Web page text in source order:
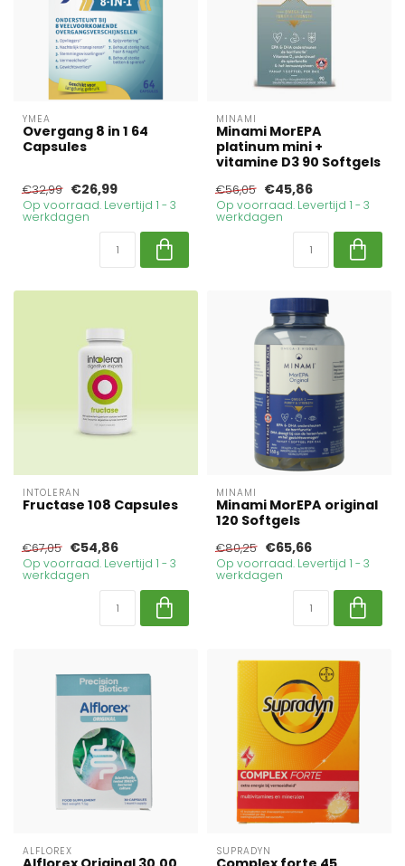
YMEA
Overgang 8 in 1 64
Capsules
€32,99 €26,99
Op voorraad. Levertijd 1 - 3
werkdagen
MINAMI
Minami MorEPA
platinum mini +
vitamine D3 90 Softgels
€56,05 €45,86
Op voorraad. Levertijd 1 - 3
werkdagen
INTOLERAN
Fructase 108 Capsules
€67,05 €54,86
Op voorraad. Levertijd 1 - 3
werkdagen
MINAMI
Minami MorEPA original
120 Softgels
€80,25 €65,66
Op voorraad. Levertijd 1 - 3
werkdagen
ALFLOREX SUPRADYN